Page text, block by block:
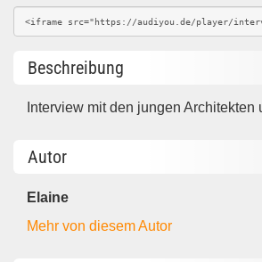
Beschreibung
Interview mit den jungen Architekten
Autor
Elaine
Mehr von diesem Autor